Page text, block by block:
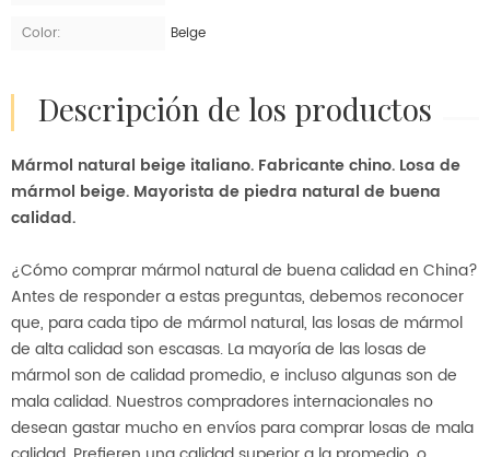
Color: Beige
descripción de los productos
Mármol natural beige italiano. Fabricante chino. Losa de
mármol beige. Mayorista de piedra natural de buena
calidad.
¿Cómo comprar mármol natural de buena calidad en China?
Antes de responder a estas preguntas, debemos reconocer
que, para cada tipo de mármol natural, las losas de mármol
de alta calidad son escasas. La mayoría de las losas de
mármol son de calidad promedio, e incluso algunas son de
mala calidad. Nuestros compradores internacionales no
desean gastar mucho en envíos para comprar losas de mala